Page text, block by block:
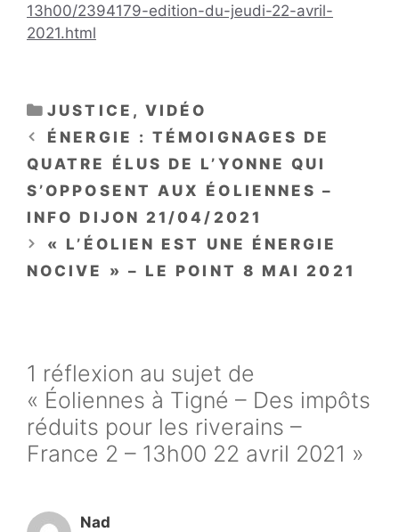
13h00/2394179-edition-du-jeudi-22-avril-
2021.html
CATÉGORIES
JUSTICE ,VIDÉO
ÉNERGIE : TÉMOIGNAGES DE
QUATRE ÉLUS DE L’YONNE QUI
S’OPPOSENT AUX ÉOLIENNES –
INFO DIJON 21/04/2021
« L’ÉOLIEN EST UNE ÉNERGIE
NOCIVE » – LE POINT 8 MAI 2021
1 réflexion au sujet de
« Éoliennes à Tigné – Des impôts
réduits pour les riverains –
France 2 – 13h00 22 avril 2021 »
Nad